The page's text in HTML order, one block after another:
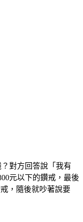
對方回答說「我有
元以下的鑽戒，最後
，隨後就吵著說要